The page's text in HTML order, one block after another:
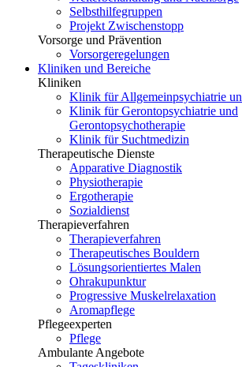
Selbsthilfegruppen
Projekt Zwischenstopp
Vorsorge und Prävention
Vorsorgeregelungen
Kliniken und Bereiche
Kliniken
Klinik für Allgemeinpsychiatrie
Klinik für Gerontopsychiatrie und
Gerontopsychotherapie
Klinik für Suchtmedizin
Therapeutische Dienste
Apparative Diagnostik
Physiotherapie
Ergotherapie
Sozialdienst
Therapieverfahren
Therapieverfahren
Therapeutisches Bouldern
Lösungsorientiertes Malen
Ohrakupunktur
Progressive Muskelrelaxation
Aromapflege
Pflegeexperten
Pflege
Ambulante Angebote